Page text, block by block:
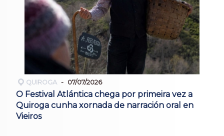
QUIROGA 07/07/2026
O Festival Atlántica chega por primeira vez a
Quiroga cunha xornada de narración oral en
Vieiros